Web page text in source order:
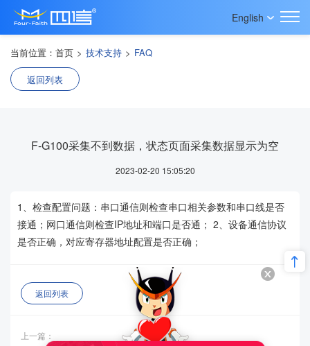
English
当前位置： 首页 > 技术支持 > FAQ
返回列表
F-G100采集不到数据，状态页面采集数据显示为空
2023-02-20 15:05:20
1、检查配置问题：串口通信则检查串口相关参数和串口线是否
接通；网口通信则检查IP地址和端口是否通； 2、设备通信协议
是否正确，对应寄存器地址配置是否正确；
返回列表
上一篇：